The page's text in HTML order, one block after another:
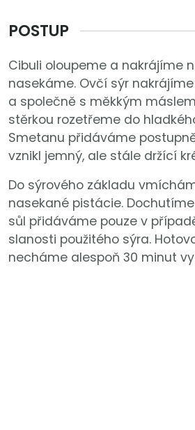
POSTUP
Cibuli oloupeme a nakrájíme
nasekáme. Ovčí sýr
a společně s měkkým
stěrkou rozetřeme do
Smetanu přidáváme
vznikl jemný, ale stále držící
Do sýrového základu
nasekané pistácie.
sůl přidáváme pouze v
slanosti použitého sýra.
necháme alespoň 30 minut